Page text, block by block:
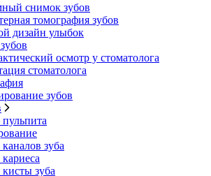
снимок зубов
томография зубов
дизайн улыбок
осмотр у стоматолога
стоматолога
зубов
зуба
зуба